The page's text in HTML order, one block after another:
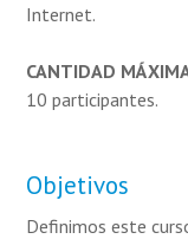
Internet.
CANTIDAD
10 participantes.
Objetivos
Definimos este